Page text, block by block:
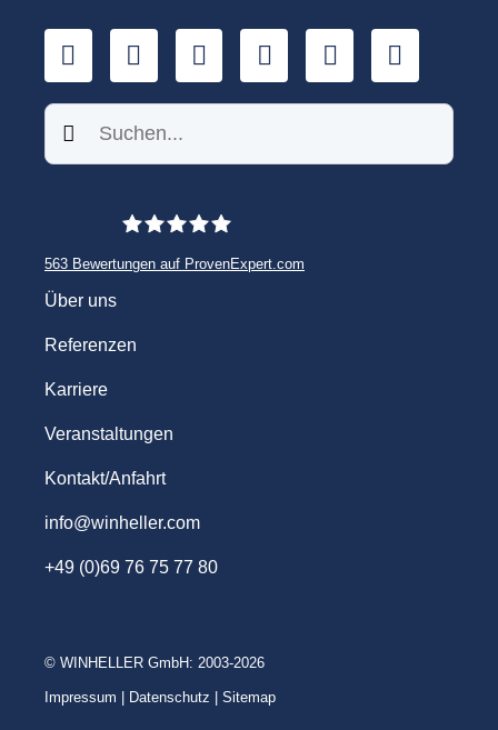
LinkedInYouTube
Xing Facebook
Twitter
Suchen
563 Bewertungen auf ProvenExpert.com
Über uns
Referenzen
Karriere
Veranstaltungen
Kontakt/Anfahrt
info@winheller.com
+49 (0)69 76 75 77 80
© WINHELLER GmbH: 2003-2026
Impressum Datenschutz Sitemap